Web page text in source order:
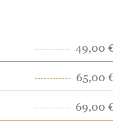
49,00
65,00
69,00